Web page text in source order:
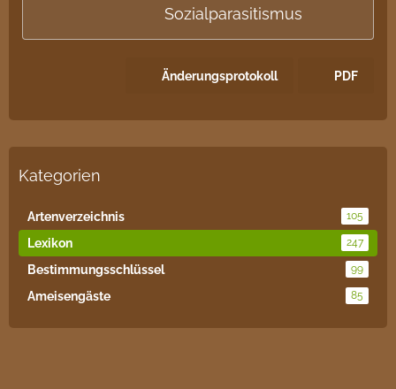
Sozialparasitismus
Änderungsprotokoll PDF
Kategorien
Artenverzeichnis 105
Lexikon 247
Bestimmungsschlüssel 99
Ameisengäste 85